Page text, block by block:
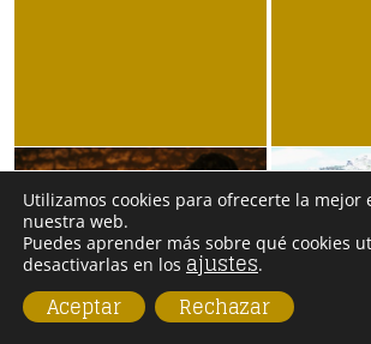
25€
Utilizamos cookies para ofrecerte la mejor
nuestra web.
Puedes aprender más sobre qué cookies
desactivarlas en los ajustes.
Aceptar Rechazar